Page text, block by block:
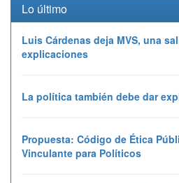
Lo último
Luis Cárdenas deja MVS, una
explicaciones
La política también debe dar
Propuesta: Código de Ética
Vinculante para Políticos